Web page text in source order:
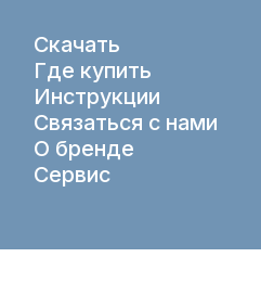
Скачать
Где купить
Инструкции
Связаться с нами
О бренде
Сервис